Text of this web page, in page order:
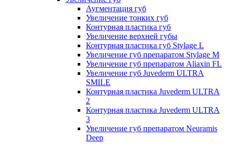
Аугментация губ
Увеличение тонких губ
Контурная пластика губ
Увеличение верхней губы
Контурная пластика губ Stylage L
Увеличение губ препаратом Stylage M
Увеличение губ препаратом Aliaxin FL
Увеличение губ Juvederm ULTRA
SMILE
Контурная пластика Juvederm ULTRA
2
Контурная пластика Juvederm ULTRA
3
Увеличение губ препаратом Neuramis
Deep